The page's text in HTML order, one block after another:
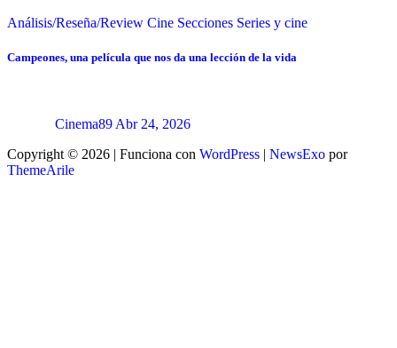
Análisis/Reseña/Review Cine Secciones Series y cine
Campeones, una película que nos da una lección de la vida
Cinema89 Abr 24, 2026
Copyright © 2026 | Funciona con WordPress | NewsExo por
ThemeArile